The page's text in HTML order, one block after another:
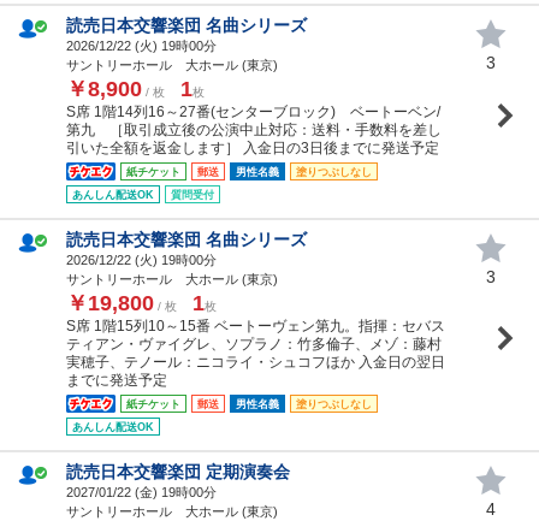
読売日本交響楽団 名曲シリーズ
2026/12/22 (火) 19時00分
サントリーホール 大ホール (東京)
￥8,900 / 枚 1枚
S席 1階14列16～27番(センターブロック) ベートーベン/
第九 ［取引成立後の公演中止対応：送料・手数料を差し
引いた全額を返金します］ 入金日の3日後までに発送予定
紙チケット 郵送 男性名義
塗りつぶしなし
あんしん配送OK
質問受付
3
読売日本交響楽団 名曲シリーズ
2026/12/22 (火) 19時00分
サントリーホール 大ホール (東京)
￥19,800 / 枚 1枚
S席 1階15列10～15番 ベートーヴェン第九。指揮：セバス
ティアン・ヴァイグレ、ソプラノ：竹多倫子、メゾ：藤村
実穂子、テノール：ニコライ・シュコフほか 入金日の翌日
までに発送予定
紙チケット 郵送 男性名義
塗りつぶしなし
あんしん配送OK
3
読売日本交響楽団 定期演奏会
2027/01/22 (金) 19時00分
サントリーホール 大ホール (東京)
4